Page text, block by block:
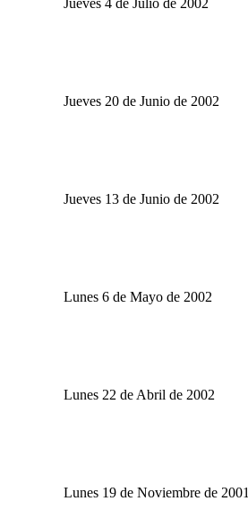
Jueves 20 de Junio de 2002
Jueves 13 de Junio de 2002
Lunes 6 de Mayo de 2002
Lunes 22 de Abril de 2002
Lunes 19 de Noviembre de 2001